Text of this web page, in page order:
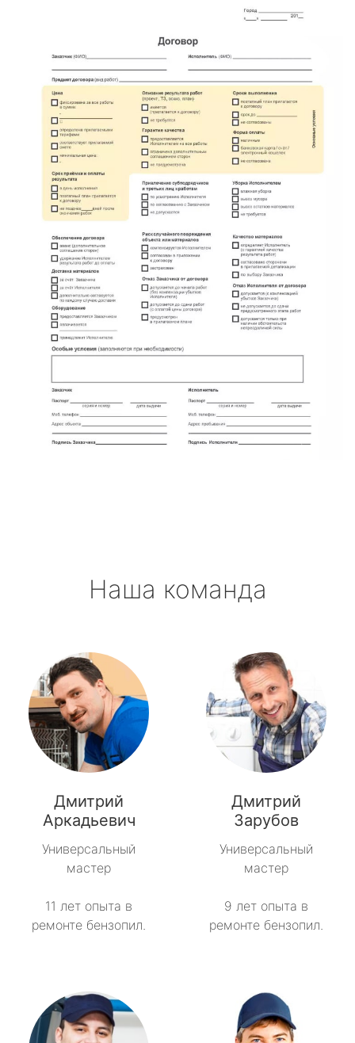
Наша команда
Дмитрий
Аркадьевич
Универсальный
мастер
11 лет опыта в
ремонте бензопил.
Дмитрий
Зарубов
Универсальный
мастер
9 лет опыта в
ремонте бензопил.